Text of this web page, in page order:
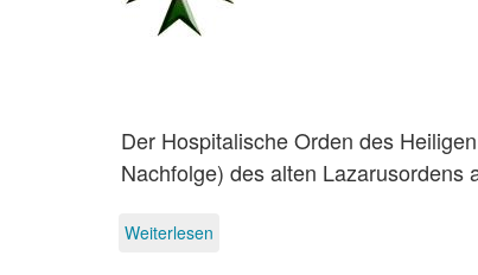
Der Hospitalische Orden des
Nachfolge) des alten Lazarusordens
Weiterlesen